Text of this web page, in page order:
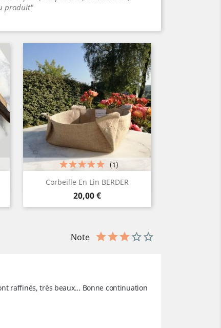
produit"
Corbeille En Lin BERDER
Prix
20,00 €
(1)
Aperçu rapide
Note
raffinés, très beaux... Bonne continuation